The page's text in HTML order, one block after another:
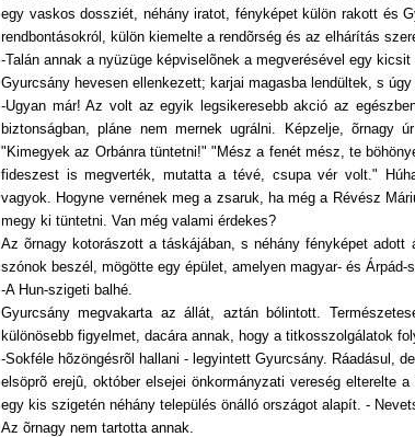
egy vaskos dossziét, néhány iratot, fényképet külön rakott és
rendbontásokról, külön kiemelte a rendõrség és az elhárítás
-Talán annak a nyüzüge képviselõnek a megverésével egy
Gyurcsány hevesen ellenkezett; karjai magasba lendültek, s
-Ugyan már! Az volt az egyik legsikeresebb akció az
biztonságban, pláne nem mernek ugrálni. Képzelje, õrnagy
"Kimegyek az Orbánra tüntetni!" "Mész a fenét mész, te
fideszest is megverték, mutatta a tévé, csupa vér volt."
vagyok. Hogyne vernének meg a zsaruk, ha még a Révész
megy ki tüntetni. Van még valami érdekes?
Az õrnagy kotorászott a táskájában, s néhány fényképet
szónok beszél, mögötte egy épület, amelyen magyar- és Árpád-
-A Hun-szigeti balhé.
Gyurcsány megvakarta az állát, aztán bólintott.
különösebb figyelmet, dacára annak, hogy a titkosszolgálatok
-Sokféle hõzöngésrõl hallani - legyintett Gyurcsány. Ráadásul,
elsöprõ erejû, október elsejei önkormányzati vereség elterelte
egy kis szigetén néhány település önálló országot alapít. -
Az õrnagy nem tartotta annak.